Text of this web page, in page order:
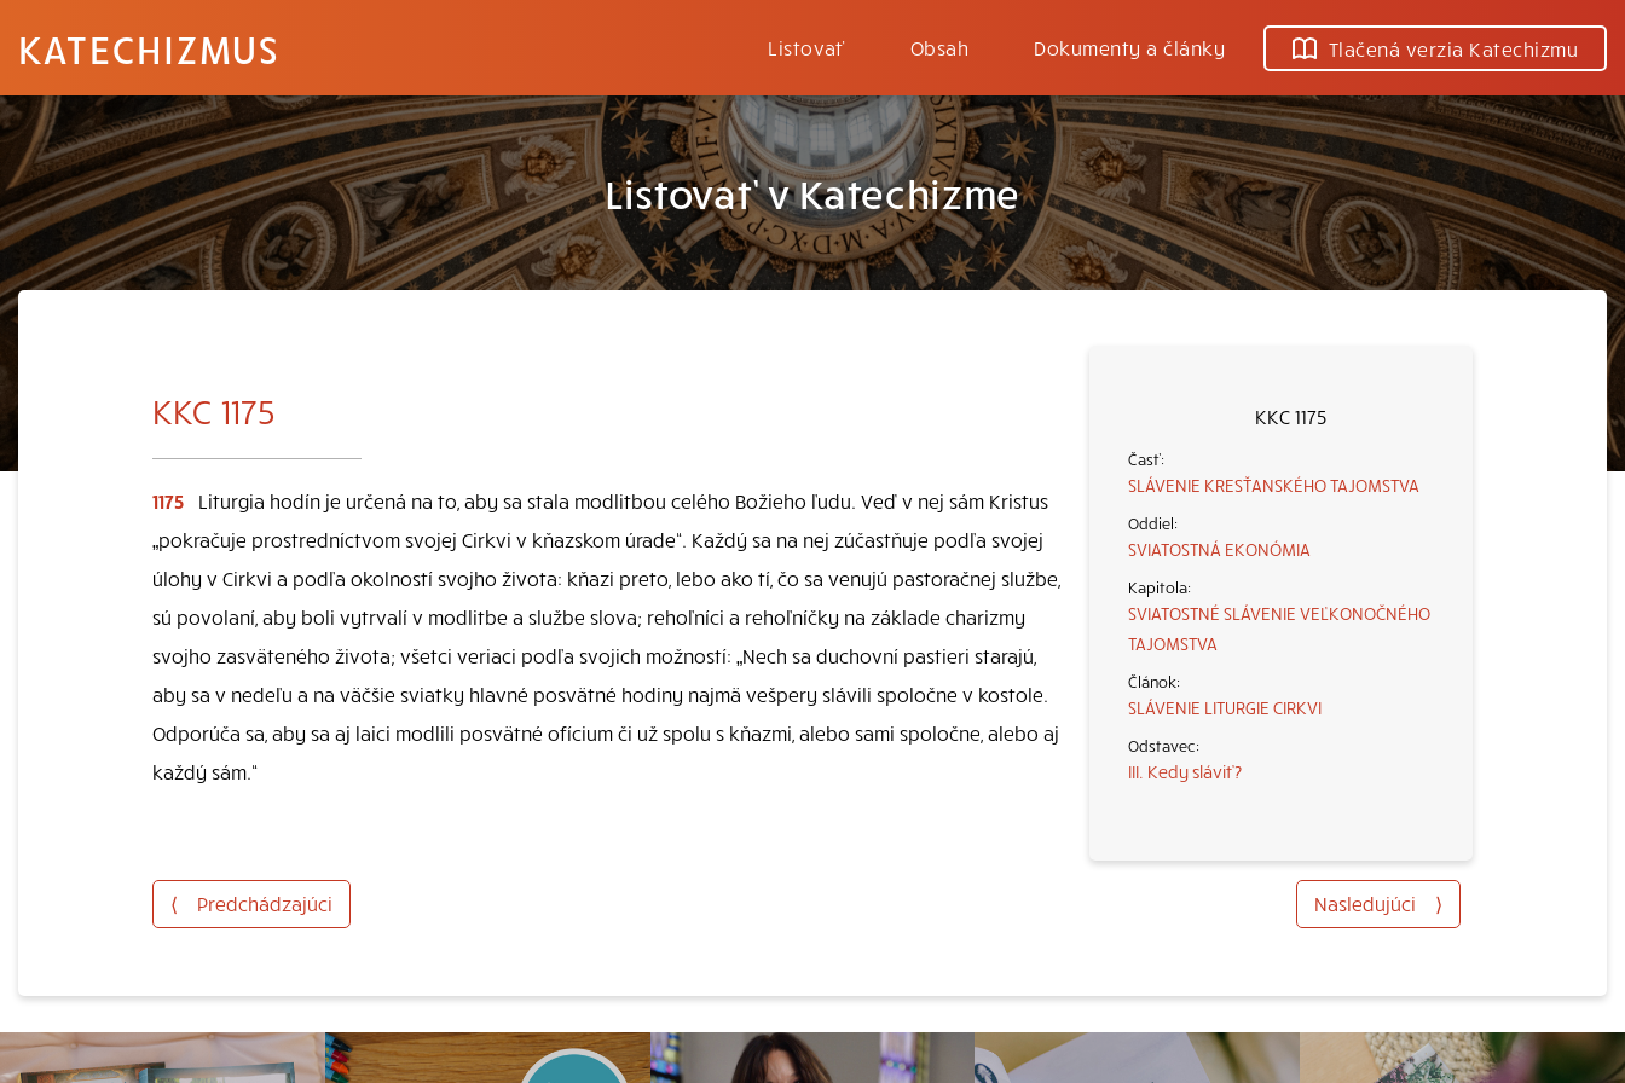
KATECHIZMUS Listovať Obsah Dokumenty a články Tlačená verzia Katechizmu
Listovať v Katechizme
KKC 1175
SLÁVENIE KRESŤANSKÉHO TAJOMSTVA
SVIATOSTNÁ EKONÓMIA
SVIATOSTNÉ SLÁVENIE VEĽKONOČNÉHO
TAJOMSTVA
SLÁVENIE LITURGIE CIRKVI
III. Kedy sláviť?
KKC 1175
1175
Liturgia hodín je určená na to, aby sa stala modlitbou celého Božieho ľudu. Veď v nej sám Kristus
„pokračuje prostredníctvom svojej Cirkvi v kňazskom úrade“. Každý sa na nej zúčastňuje podľa svojej
úlohy v Cirkvi a podľa okolností svojho života: kňazi preto, lebo ako tí, čo sa venujú pastoračnej službe,
sú povolaní, aby boli vytrvalí v modlitbe a službe slova; rehoľníci a rehoľníčky na základe charizmy
svojho zasväteného života; všetci veriaci podľa svojich možností: „Nech sa duchovní pastieri starajú,
aby sa v nedeľu a na väčšie sviatky hlavné posvätné hodiny najmä vešpery slávili spoločne v kostole.
Odporúča sa, aby sa aj laici modlili posvätné ofícium či už spolu s kňazmi, alebo sami spoločne, alebo aj
každý sám.“
⟨ Predchádzajúci Nasledujúci ⟩